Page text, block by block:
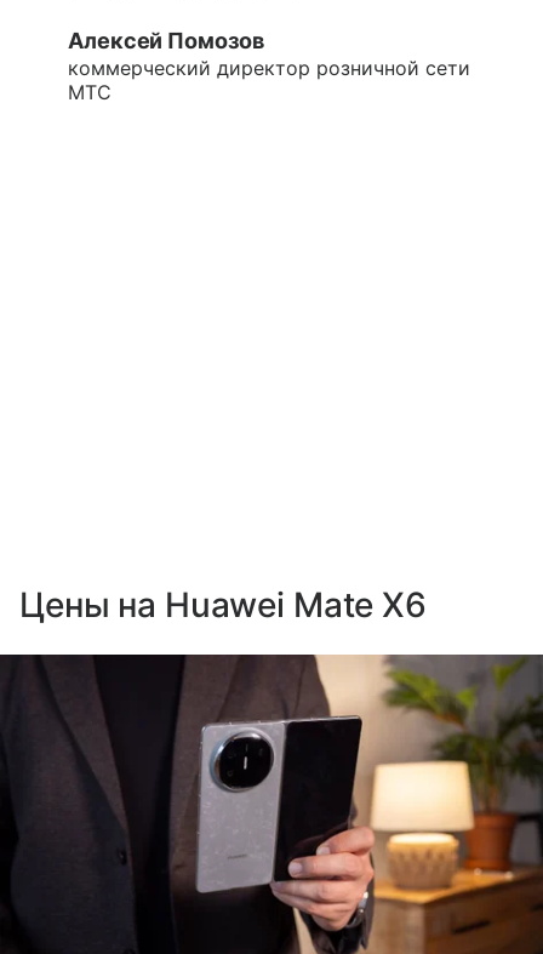
Алексей Помозов
коммерческий директор розничной сети
МТС
Цены на Huawei Mate X6